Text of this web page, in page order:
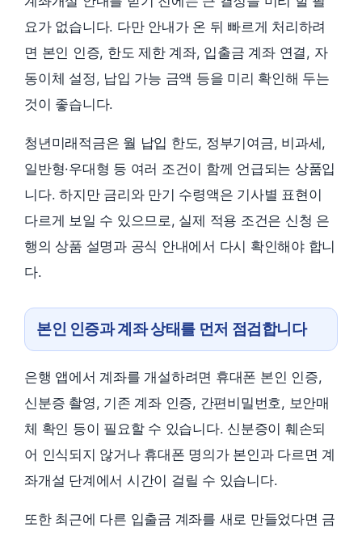
요가 없습니다. 다만 안내가 온 뒤 빠르게 처리하려
면 본인 인증, 한도 제한 계좌, 입출금 계좌 연결, 자
동이체 설정, 납입 가능 금액 등을 미리 확인해 두는
것이 좋습니다.
청년미래적금은 월 납입 한도, 정부기여금, 비과세,
일반형·우대형 등 여러 조건이 함께 언급되는 상품입
니다. 하지만 금리와 만기 수령액은 기사별 표현이
다르게 보일 수 있으므로, 실제 적용 조건은 신청 은
행의 상품 설명과 공식 안내에서 다시 확인해야 합니
다.
본인 인증과 계좌 상태를 먼저 점검합니다
은행 앱에서 계좌를 개설하려면 휴대폰 본인 인증,
신분증 촬영, 기존 계좌 인증, 간편비밀번호, 보안매
체 확인 등이 필요할 수 있습니다. 신분증이 훼손되
어 인식되지 않거나 휴대폰 명의가 본인과 다르면 계
좌개설 단계에서 시간이 걸릴 수 있습니다.
또한 최근에 다른 입출금 계좌를 새로 만들었다면 금